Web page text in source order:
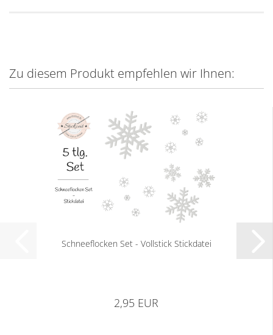
Zu diesem Produkt empfehlen wir Ihnen:
Schneeflocken Set - Vollstick Stickdatei
2,95 EUR